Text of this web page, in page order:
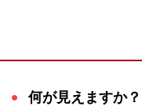
何が見えますか？